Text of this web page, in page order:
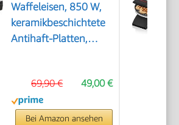
Waffeleisen, 850 W,
keramikbeschichtete
Antihaft-Platten,
Aufbewahrung,
benutzerfreundlich,
Schwarz/Edelstahl,
49,00 €
69,90 €
Bei Amazon ansehen